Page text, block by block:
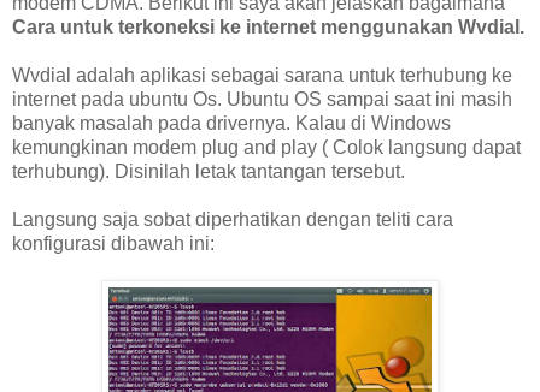
Cara untuk terkoneksi ke internet menggunakan Wvdial.
Wvdial adalah aplikasi sebagai sarana untuk terhubung ke
internet pada ubuntu Os. Ubuntu OS sampai saat ini masih
banyak masalah pada drivernya. Kalau di Windows
kemungkinan modem plug and play ( Colok langsung dapat
terhubung). Disinilah letak tantangan tersebut.
Langsung saja sobat diperhatikan dengan teliti cara
konfigurasi dibawah ini: